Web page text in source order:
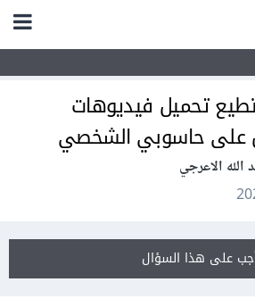
تحميل فيديوهات
على حاسوبي الشخصي
الاعرجي
على هذا السؤال